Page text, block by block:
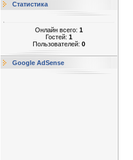
Статистика
Онлайн всего: 1
Гостей: 1
Пользователей: 0
Google AdSense